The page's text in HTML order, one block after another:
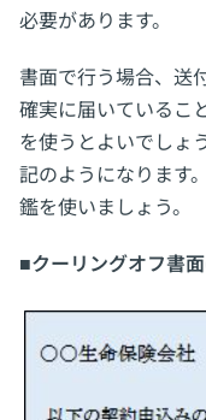
必要があります。
書面で行う場合、送
確実に届いているこ
を使うとよいでしょ
記のようになります
鑑を使いましょう。
■クーリングオフ書